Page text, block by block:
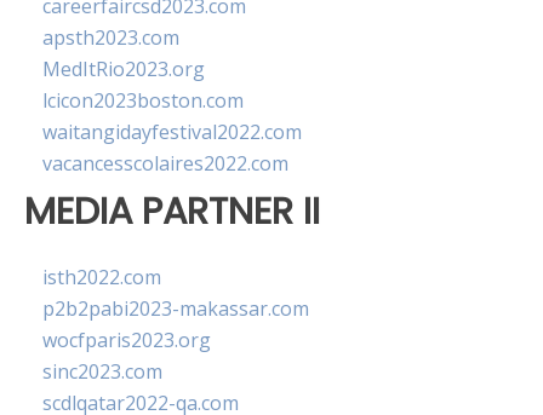
careerfaircsd2023.com
apsth2023.com
MedItRio2023.org
lcicon2023boston.com
waitangidayfestival2022.com
vacancesscolaires2022.com
MEDIA PARTNER II
isth2022.com
p2b2pabi2023-makassar.com
wocfparis2023.org
sinc2023.com
scdlqatar2022-qa.com